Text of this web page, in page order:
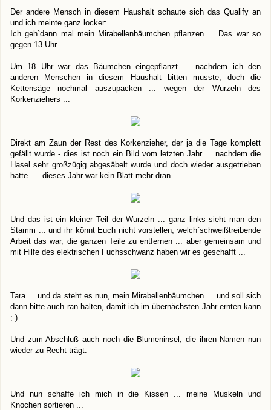
Der andere Mensch in diesem Haushalt schaute sich das Qualify an
und ich meinte ganz locker:
Ich geh`dann mal mein Mirabellenbäumchen pflanzen ... Das war so
gegen 13 Uhr ...
Um 18 Uhr war das Bäumchen eingepflanzt ... nachdem ich den
anderen Menschen in diesem Haushalt bitten musste, doch die
Kettensäge nochmal auszupacken ... wegen der Wurzeln des
Korkenziehers ...
Direkt am Zaun der Rest des Korkenzieher, der ja die Tage komplett
gefällt wurde - dies ist noch ein Bild vom letzten Jahr ... nachdem die
Hasel sehr großzügig abgesäbelt wurde und doch wieder ausgetrieben
hatte ... dieses Jahr war kein Blatt mehr dran ...
Und das ist ein kleiner Teil der Wurzeln ... ganz links sieht man den
Stamm ... und ihr könnt Euch nicht vorstellen, welch`schweißtreibende
Arbeit das war, die ganzen Teile zu entfernen ... aber gemeinsam und
mit Hilfe des elektrischen Fuchsschwanz haben wir es geschafft ...
Tara ... und da steht es nun, mein Mirabellenbäumchen ... und soll sich
dann bitte auch ran halten, damit ich im übernächsten Jahr ernten kann
;-) ...
Und zum Abschluß auch noch die Blumeninsel, die ihren Namen nun
wieder zu Recht trägt:
Und nun schaffe ich mich in die Kissen ... meine Muskeln und
Knochen sortieren ...